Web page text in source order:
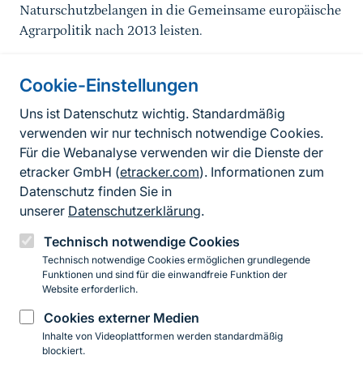
Cookie-Einstellungen
Uns ist Datenschutz wichtig. Standardmäßig
verwenden wir nur technisch notwendige Cookies.
Für die Webanalyse verwenden wir die Dienste der
etracker GmbH (etracker.com). Informationen zum
Datenschutz finden Sie in
unserer Datenschutzerklärung.
Technisch notwendige Cookies
Technisch notwendige Cookies ermöglichen grundlegende
Funktionen und sind für die einwandfreie Funktion der
Website erforderlich.
Cookies externer Medien
Inhalte von Videoplattformen werden standardmäßig
blockiert.
Naturschutzbelangen in die Gemeinsame europäische
Agrarpolitik nach 2013 leisten.
Informationen zur Seite
FußzeileKontakt zum BfN
Kontaktformular
Erklärung zur Barrierefreiheit
Impressum
Datenschutz
InstagramFacebookYouTubeLinkedIn